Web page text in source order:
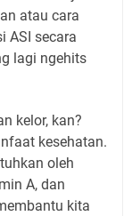
atau cara
ASI secara
lagi ngehits
kelor, kan?
kesehatan.
oleh
A, dan
kita